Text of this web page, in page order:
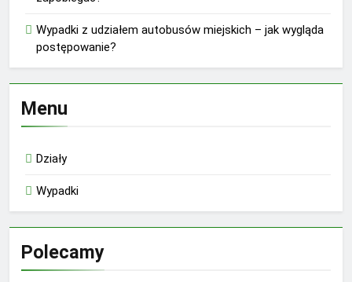
Wypadki z udziałem autobusów miejskich – jak wygląda
postępowanie?
Menu
Działy
Wypadki
Polecamy